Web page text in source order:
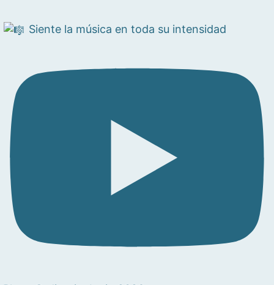
Siente la música en toda su intensidad